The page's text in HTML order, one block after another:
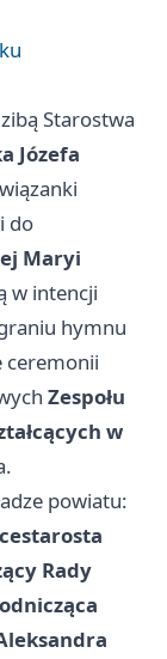
Starostwa
Józefa
do
Maryi
w intencji
hymnu
ceremonii
Zespołu
w
powiatu:
Rady